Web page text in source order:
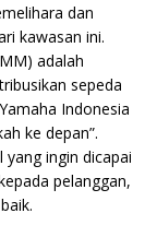
dan
kawasan ini.
adalah
sepeda
Indonesia
ke depan”.
ingin dicapai
pelanggan,